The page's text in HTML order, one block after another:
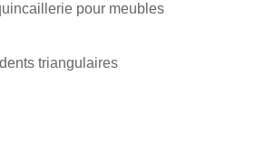
pour meubles
triangulaires